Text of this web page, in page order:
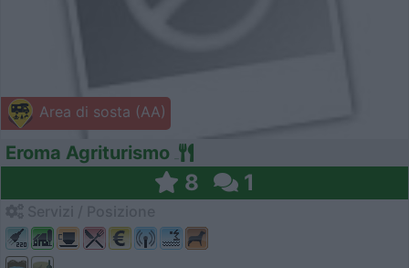
Area di sosta (AA)
Eroma Agriturismo
8 1